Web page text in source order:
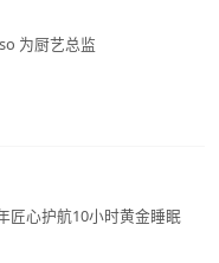
为厨艺总监
匠心护航10小时黄金睡眠